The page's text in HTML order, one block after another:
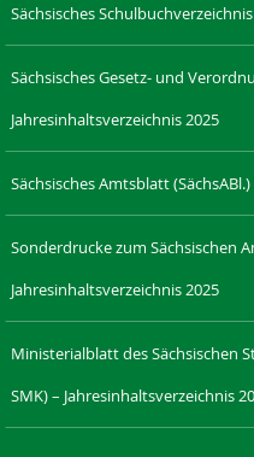
Sächsisches
Sächsisches Gesetz- und
Jahresinhaltsverzeichnis 2025
Sächsisches Amtsblatt
Sonderdrucke zum Sächsischen
Jahresinhaltsverzeichnis 2025
Ministerialblatt des Sächsischen
SMK) – Jahresinhaltsverzeichnis